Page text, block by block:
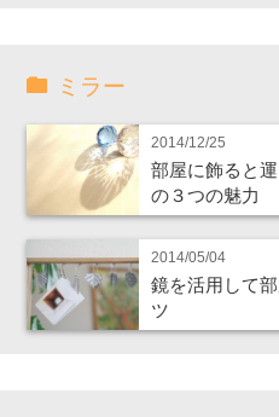
ミラー
2014/12/25
部屋に飾ると
の３つの魅力
2014/05/04
鏡を活用して
ツ